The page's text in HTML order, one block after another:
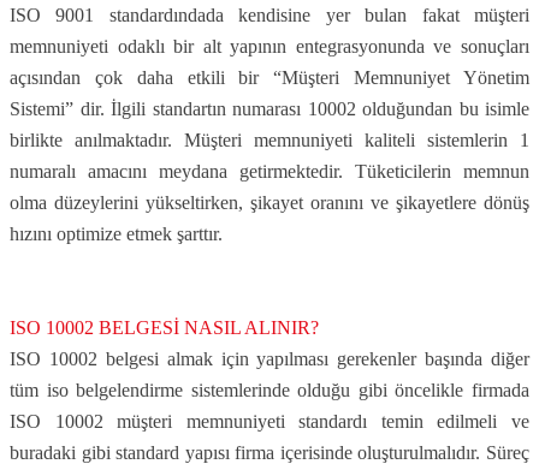
ISO 9001 standardındada kendisine yer bulan fakat müşteri
memnuniyeti odaklı bir alt yapının entegrasyonunda ve sonuçları
açısından çok daha etkili bir “Müşteri Memnuniyet Yönetim
Sistemi” dir. İlgili standartın numarası 10002 olduğundan bu isimle
birlikte anılmaktadır. Müşteri memnuniyeti kaliteli sistemlerin 1
numaralı amacını meydana getirmektedir. Tüketicilerin memnun
olma düzeylerini yükseltirken, şikayet oranını ve şikayetlere dönüş
hızını optimize etmek şarttır.
ISO 10002 BELGESİ NASIL ALINIR?
ISO 10002 belgesi almak için yapılması gerekenler başında diğer
tüm iso belgelendirme sistemlerinde olduğu gibi öncelikle firmada
ISO 10002 müşteri memnuniyeti standardı temin edilmeli ve
buradaki gibi standard yapısı firma içerisinde oluşturulmalıdır. Süreç